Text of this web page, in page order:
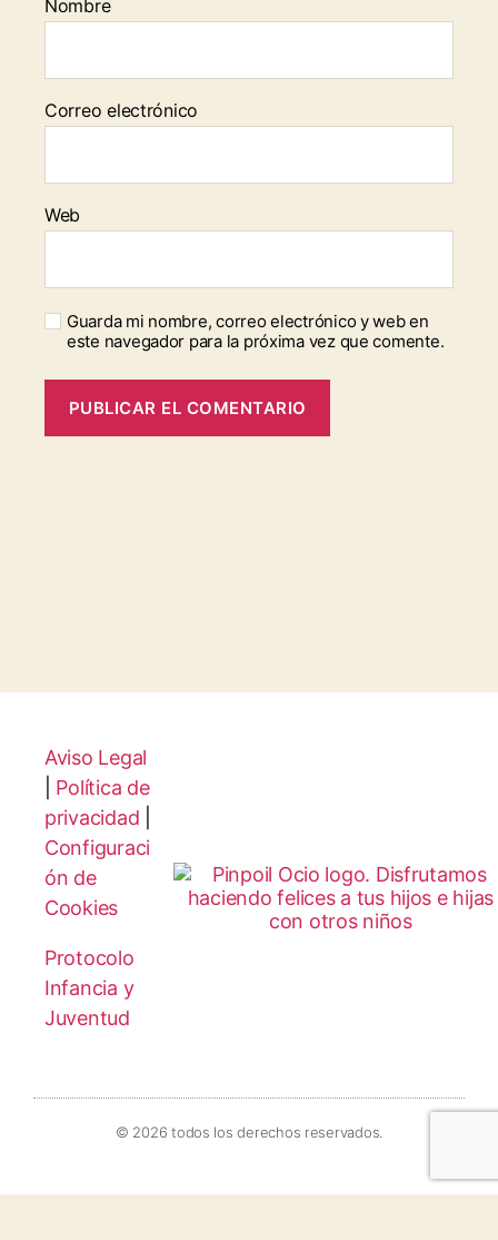
Nombre
Correo electrónico
Web
Guarda mi nombre, correo electrónico y web en
este navegador para la próxima vez que comente.
Aviso Legal
Política de
privacidad
Configuraci
ón de
Cookies
Protocolo
Infancia y
Juventud
© 2026 todos los derechos reservados.